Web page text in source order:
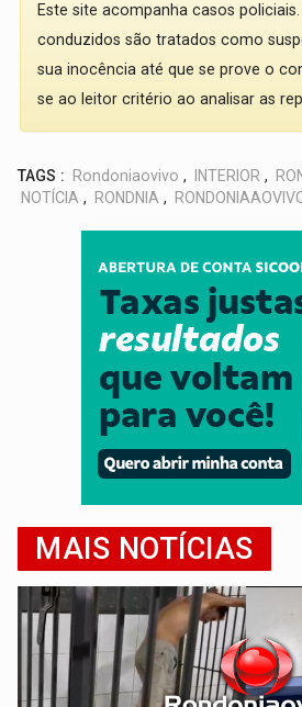
Este site acompanha casos
conduzidos são tratados como
sua inocência até que se prove o
se ao leitor critério ao analisar as
TAGS : Rondoniaovivo , INTERIOR ,
NOTÍCIA , RONDNIA ,
MAIS NOTÍCIAS